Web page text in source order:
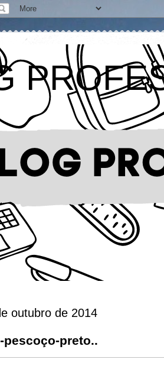
outubro de 2014
pescoço-preto..